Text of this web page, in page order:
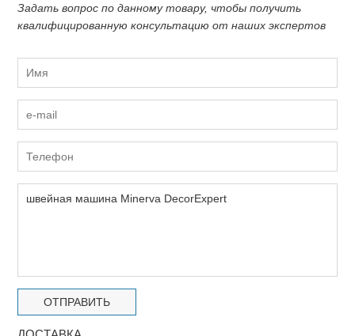
Задать вопрос по данному товару, чтобы получить
квалифицированную консультацию от наших экспертов